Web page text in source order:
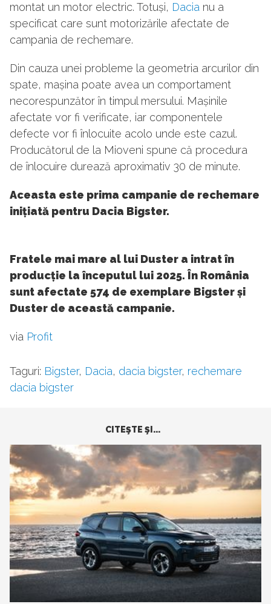
montat un motor electric. Totuși, Dacia nu a
specificat care sunt motorizările afectate de
campania de rechemare.
Din cauza unei probleme la geometria arcurilor din
spate, mașina poate avea un comportament
necorespunzător în timpul mersului. Mașinile
afectate vor fi verificate, iar componentele
defecte vor fi înlocuite acolo unde este cazul.
Producătorul de la Mioveni spune că procedura
de înlocuire durează aproximativ 30 de minute.
Aceasta este prima campanie de rechemare
inițiată pentru Dacia Bigster.
Fratele mai mare al lui Duster a intrat în
producție la începutul lui 2025. În România
sunt afectate 574 de exemplare Bigster și
Duster de această campanie.
via Profit
Taguri: Bigster, Dacia, dacia bigster, rechemare
dacia bigster
CITEŞTE ŞI...